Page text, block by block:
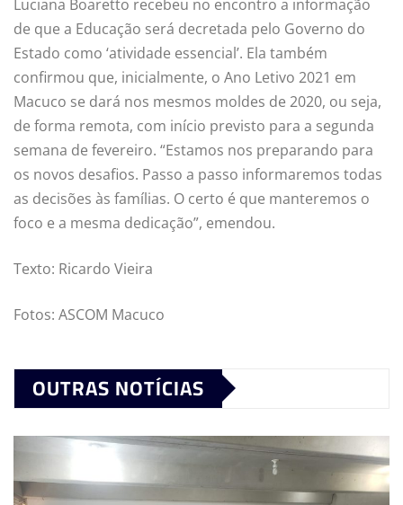
Luciana Boaretto recebeu no encontro a informação
de que a Educação será decretada pelo Governo do
Estado como ‘atividade essencial’. Ela também
confirmou que, inicialmente, o Ano Letivo 2021 em
Macuco se dará nos mesmos moldes de 2020, ou seja,
de forma remota, com início previsto para a segunda
semana de fevereiro. “Estamos nos preparando para
os novos desafios. Passo a passo informaremos todas
as decisões às famílias. O certo é que manteremos o
foco e a mesma dedicação”, emendou.
Texto: Ricardo Vieira
Fotos: ASCOM Macuco
OUTRAS NOTÍCIAS